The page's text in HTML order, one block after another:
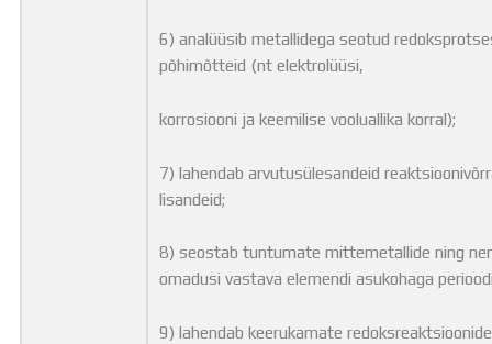
6) analüüsib metallidega seotud
põhimõtteid (nt elektrolüüsi,
korrosiooni ja keemilise vooluallika korral);
7) lahendab arvutusülesandeid
lisandeid;
8) seostab tuntumate mittemetallide ning
omadusi vastava elemendi asukohaga
9) lahendab keerukamate